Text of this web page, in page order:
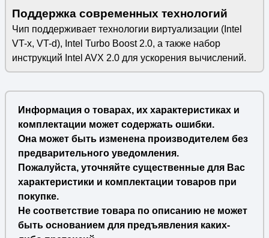
Поддержка современных технологий
Чип поддерживает технологии виртуализации (Intel
VT-x, VT-d), Intel Turbo Boost 2.0, а также набор
инструкций Intel AVX 2.0 для ускорения вычислений.
Информация о товарах, их характеристиках и
комплектации может содержать ошибки.
Она может быть изменена производителем без
предварительного уведомления.
Пожалуйста, уточняйте существенные для Вас
характеристики и комплектации товаров при
покупке.
Не соответствие товара по описанию не может
быть основанием для предъявления каких-